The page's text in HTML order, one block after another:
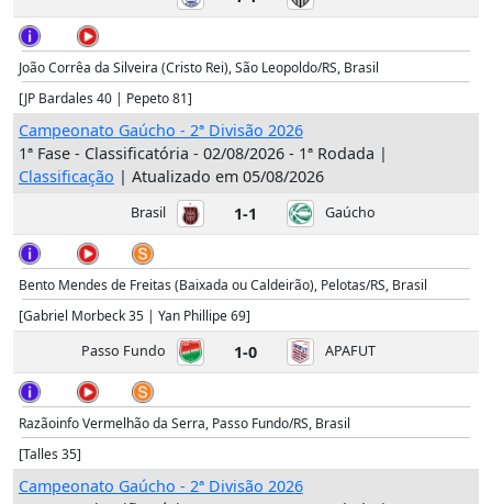
João Corrêa da Silveira (Cristo Rei), São Leopoldo/RS, Brasil
[JP Bardales 40 | Pepeto 81]
Campeonato Gaúcho - 2ª Divisão 2026
1ª Fase - Classificatória - 02/08/2026 - 1ª Rodada |
Classificação | Atualizado em 05/08/2026
Brasil 1-1 Gaúcho
Bento Mendes de Freitas (Baixada ou Caldeirão), Pelotas/RS, Brasil
[Gabriel Morbeck 35 | Yan Phillipe 69]
Passo Fundo
1-0 APAFUT
Razãoinfo Vermelhão da Serra, Passo Fundo/RS, Brasil
[Talles 35]
Campeonato Gaúcho - 2ª Divisão 2026